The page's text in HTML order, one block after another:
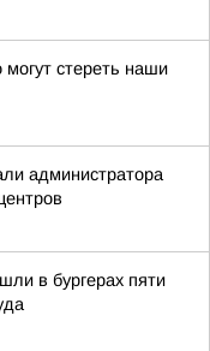
стереть наши
администратора
в бургерах пяти